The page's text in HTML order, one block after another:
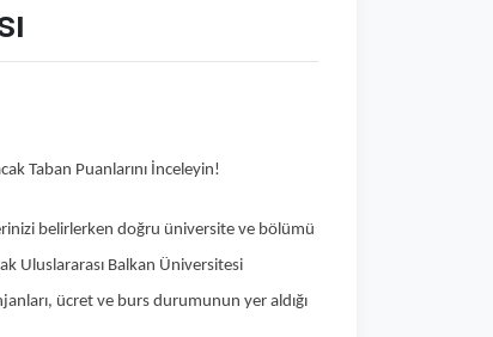
Taban Puanlarını İnceleyin!
belirlerken doğru üniversite ve bölümü
Uluslararası Balkan Üniversitesi
ücret ve burs durumunun yer aldığı